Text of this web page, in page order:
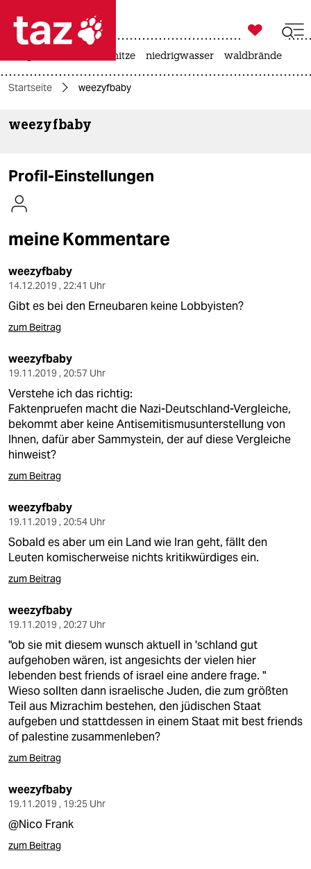
 taz zahl ich
taz zahl ich
themen
kultur
sport
berlin
wahrheit
verlag
verlag
veranstaltungen
fragen & hilfe
unterstützen
epaper login

taz zahl ich
hitze niedrigwasser waldbrände
Startseite weezyfbaby
weezyfbaby
Profil-Einstellungen
meine Kommentare
weezyfbaby
14.12.2019 , 22:41 Uhr
Gibt es bei den Erneubaren keine Lobbyisten?
zum Beitrag
weezyfbaby
19.11.2019 , 20:57 Uhr
Verstehe ich das richtig:
Faktenpruefen macht die Nazi-Deutschland-Vergleiche,
bekommt aber keine Antisemitismusunterstellung von
Ihnen, dafür aber Sammystein, der auf diese Vergleiche
hinweist?
zum Beitrag
weezyfbaby
19.11.2019 , 20:54 Uhr
Sobald es aber um ein Land wie Iran geht, fällt den
Leuten komischerweise nichts kritikwürdiges ein.
zum Beitrag
weezyfbaby
19.11.2019 , 20:27 Uhr
"ob sie mit diesem wunsch aktuell in 'schland gut
aufgehoben wären, ist angesichts der vielen hier
lebenden best friends of israel eine andere frage. "
Wieso sollten dann israelische Juden, die zum größten
Teil aus Mizrachim bestehen, den jüdischen Staat
aufgeben und stattdessen in einem Staat mit best friends
of palestine zusammenleben?
zum Beitrag
weezyfbaby
19.11.2019 , 19:25 Uhr
@Nico Frank
zum Beitrag